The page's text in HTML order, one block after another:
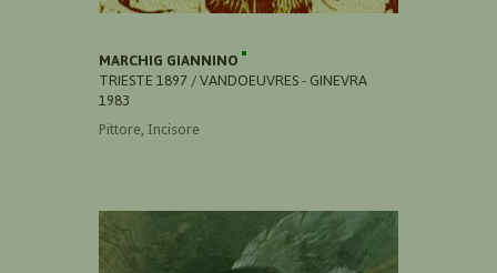
MARCHIG GIANNINO
TRIESTE 1897 / VANDOEUVRES - GINEVRA
1983
Pittore, Incisore